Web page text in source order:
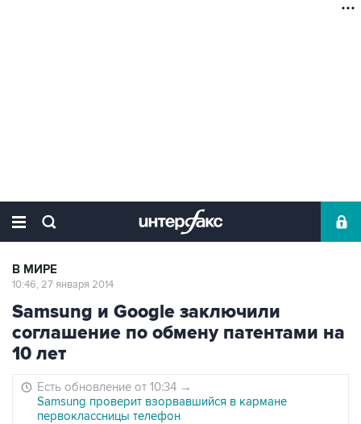
В МИРЕ
10:46, 27 января 2014
Samsung и Google заключили
соглашение по обмену патентами на
10 лет
Есть обновление от 10:34 →
Samsung проверит взорвавшийся в кармане
первоклассницы телефон